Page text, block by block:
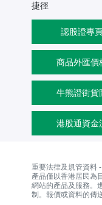
捷徑
認股證專
商品外匯價
牛熊證街貨
港股通資金
重要法律及規管資料
產品僅以香港居民為
網站的產品及服務。
制。報價或資料的傳